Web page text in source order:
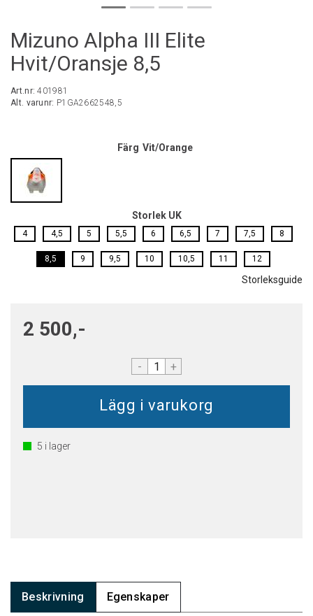
Mizuno Alpha III Elite
Hvit/Oransje 8,5
Art.nr:401981
Alt. varunr: P1GA2662548,5
Färg Vit/Orange
Storlek UK
4 4,5 5 5,5 6 6,5 7 7,5 8
8,5 9 9,5 10 10,5 11 12
Storleksguide
2 500,-
- +
5 i lager
Beskrivning Egenskaper